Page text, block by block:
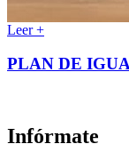
Leer +
PLAN DE
Infórmate